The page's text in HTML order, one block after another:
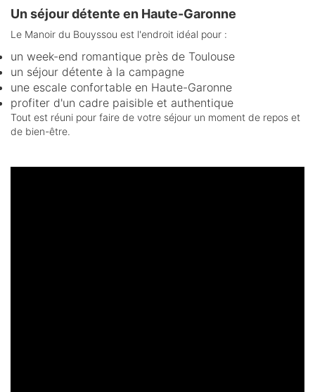
Un séjour détente en Haute-Garonne
Le Manoir du Bouyssou est l'endroit idéal pour :
un week-end romantique près de Toulouse
un séjour détente à la campagne
une escale confortable en Haute-Garonne
profiter d'un cadre paisible et authentique
Tout est réuni pour faire de votre séjour un moment de repos et
de bien-être.